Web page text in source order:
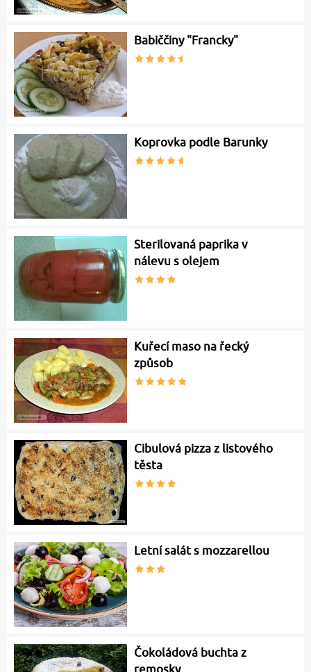
Babiččiny "Francky"
Koprovka podle Barunky
Sterilovaná paprika v
nálevu s olejem
Kuřecí maso na řecký
způsob
Cibulová pizza z listového
těsta
Letní salát s mozzarellou
Čokoládová buchta z